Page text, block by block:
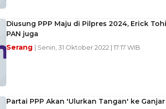
Diusung PPP Maju di Pilpres 2024, Erick
PAN juga
Serang | Senin, 31 Oktober 2022 | 17:17 WIB
Partai PPP Akan 'Ulurkan Tangan' ke